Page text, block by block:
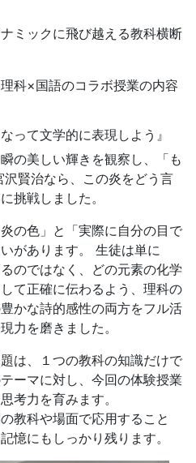
ミックに飛び越える教科横断
科×国語のコラボ授業の内容
って文学的に表現しよう』
の美しい輝きを観察し、「も
賢治なら、この炎をどう言
挑戦しました。